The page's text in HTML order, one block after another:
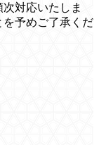
対応いたしま
予めご了承くだ